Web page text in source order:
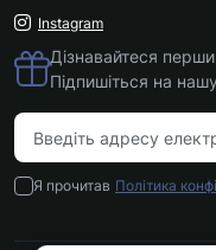
Instagram
Дізнавайтеся
Підпишіться на
Я прочитав Політика